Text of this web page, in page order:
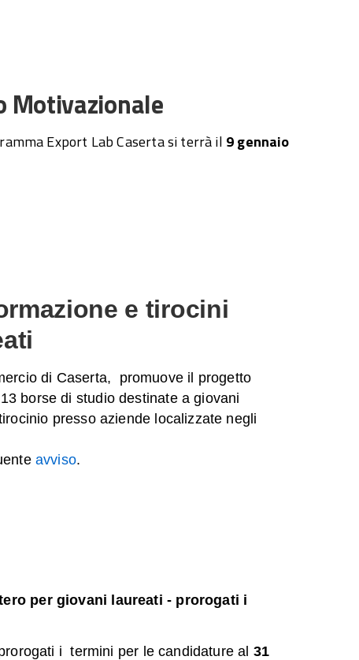
Motivazionale
Export Lab Caserta si terrà il 9 gennaio
e tirocini
di Caserta, promuove il progetto
borse di studio destinate a giovani
presso aziende localizzate negli
avviso.
per giovani laureati - prorogati i
i termini per le candidature al 31